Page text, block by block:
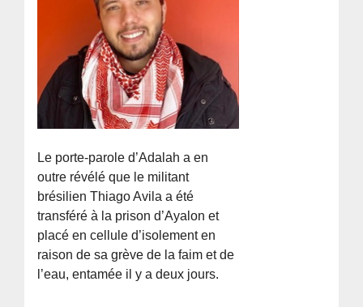
Le porte-parole d’Adalah a en
outre révélé que le militant
brésilien Thiago Avila a été
transféré à la prison d’Ayalon et
placé en cellule d’isolement en
raison de sa grève de la faim et de
l’eau, entamée il y a deux jours.